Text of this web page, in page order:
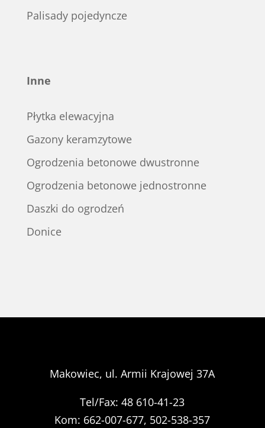
Palisady pojedyncze
Inne
Płytka elewacyjna
Gazony keramzytowe
Ogrodzenia betonowe dwustronne
Ogrodzenia betonowe jednostronne
Daszki do ogrodzeń
Donice
Makowiec, ul. Armii Krajowej 37A
Tel/Fax: 48 610-41-23
Kom: 662-007-677, 502-538-357